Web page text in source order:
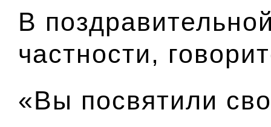
В
частности,
«Вы посвятили